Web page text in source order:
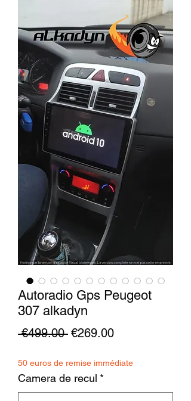
Autoradio Gps Peugeot
307 alkadyn
€499.00 Regular
€269.00Sale
50 euros de remise immédiate
Camera de recul *